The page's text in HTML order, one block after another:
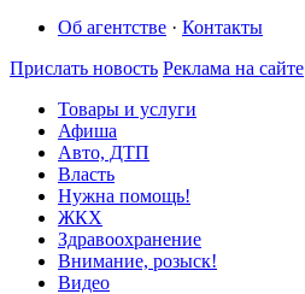
Об агентстве · Контакты
Прислать новость Реклама на сайте
Товары и услуги
Афиша
Авто, ДТП
Власть
Нужна помощь!
ЖКХ
Здравоохранение
Внимание, розыск!
Видео